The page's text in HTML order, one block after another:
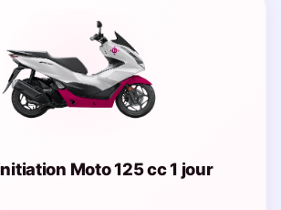
Moto 125 cc 1 jour